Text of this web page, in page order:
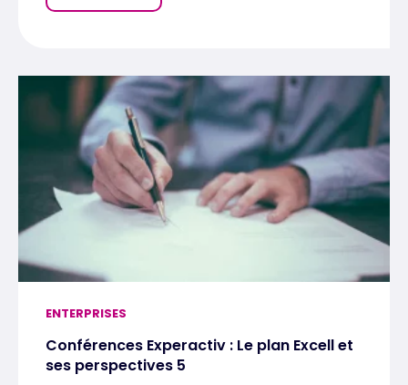
ENTERPRISES
Conférences Experactiv : Le plan Excell et
ses perspectives 5